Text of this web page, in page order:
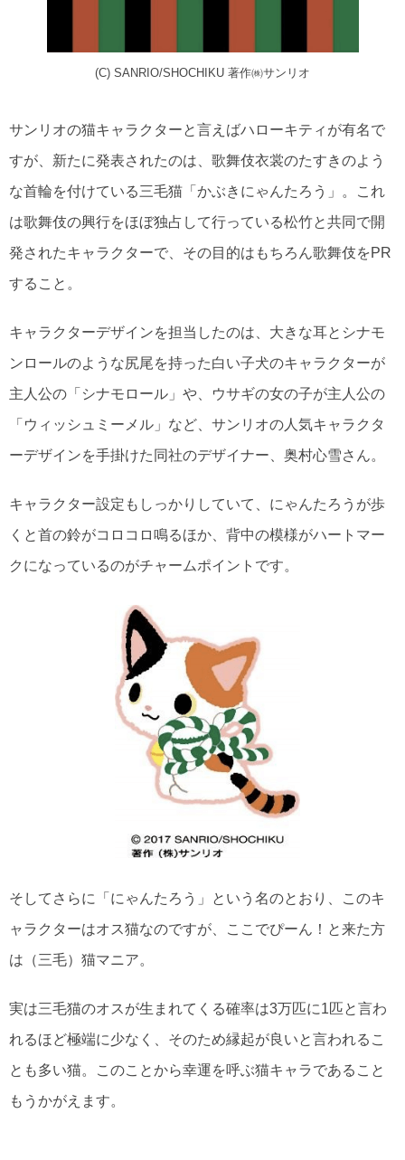
(C) SANRIO/SHOCHIKU 著作㈱サンリオ
サンリオの猫キャラクターと言えばハローキティが有名で
すが、新たに発表されたのは、歌舞伎衣裳のたすきのよう
な首輪を付けている三毛猫「かぶきにゃんたろう」。これ
は歌舞伎の興行をほぼ独占して行っている松竹と共同で開
発されたキャラクターで、その目的はもちろん歌舞伎をPR
すること。
キャラクターデザインを担当したのは、大きな耳とシナモ
ンロールのような尻尾を持った白い子犬のキャラクターが
主人公の「シナモロール」や、ウサギの女の子が主人公の
「ウィッシュミーメル」など、サンリオの人気キャラクタ
ーデザインを手掛けた同社のデザイナー、奥村心雪さん。
キャラクター設定もしっかりしていて、にゃんたろうが歩
くと首の鈴がコロコロ鳴るほか、背中の模様がハートマー
クになっているのがチャームポイントです。
そしてさらに「にゃんたろう」という名のとおり、このキ
ャラクターはオス猫なのですが、ここでぴーん！と来た方
は（三毛）猫マニア。
実は三毛猫のオスが生まれてくる確率は3万匹に1匹と言わ
れるほど極端に少なく、そのため縁起が良いと言われるこ
とも多い猫。このことから幸運を呼ぶ猫キャラであること
もうかがえます。